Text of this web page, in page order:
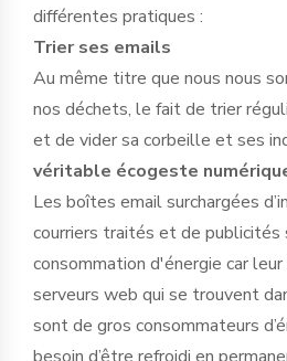
différentes pratiques :
Trier ses emails
Au même titre que nous nous
nos déchets, le fait de trier
et de vider sa corbeille et ses
véritable écogeste
Les boîtes email surchargées
courriers traités et de publicités
consommation d'énergie car
serveurs web qui se trouvent
sont de gros consommateurs